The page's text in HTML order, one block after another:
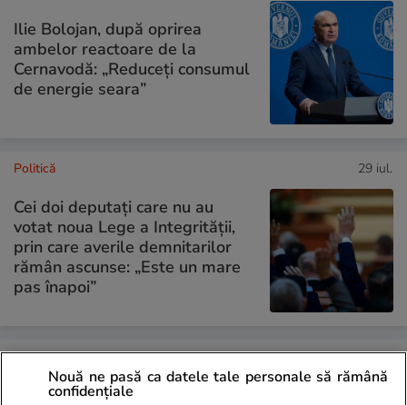
Ilie Bolojan, după oprirea
ambelor reactoare de la
Cernavodă: „Reduceți consumul
de energie seara”
Politică 29 iul.
Cei doi deputați care nu au
votat noua Lege a Integrității,
prin care averile demnitarilor
rămân ascunse: „Este un mare
pas înapoi”
PARTENERI
Nouă ne pasă ca datele tale personale să rămână
confidențiale